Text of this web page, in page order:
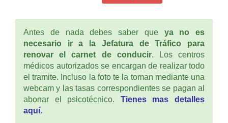
Antes de nada debes saber que ya no es
necesario ir a la Jefatura de Tráfico para
renovar el carnet de conducir. Los centros
médicos autorizados se encargan de realizar todo
el tramite. Incluso la foto te la toman mediante una
webcam y las tasas correspondientes se pagan al
abonar el psicotécnico. Tienes mas detalles
aquí.